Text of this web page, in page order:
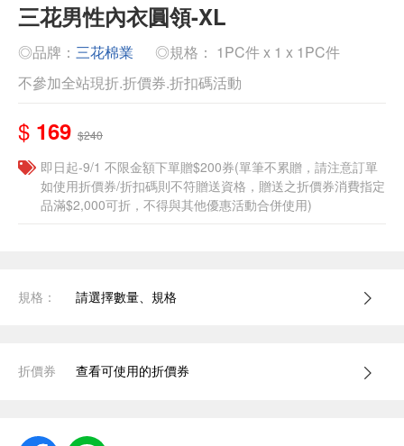
三花男性內衣圓領-XL
◎品牌： 三花棉業
◎規格： 1PC件 x 1 x 1PC件
不參加全站現折.折價券.折扣碼活動
$ 169 $240
即日起-9/1 不限金額下單贈$200券(單筆不累贈，請注意訂單
如使用折價券/折扣碼則不符贈送資格，贈送之折價券消費指定
品滿$2,000可折，不得與其他優惠活動合併使用)
規格： 請選擇數量、規格
折價券 查看可使用的折價券